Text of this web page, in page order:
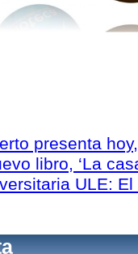
presenta
libro, ‘La
ULE: